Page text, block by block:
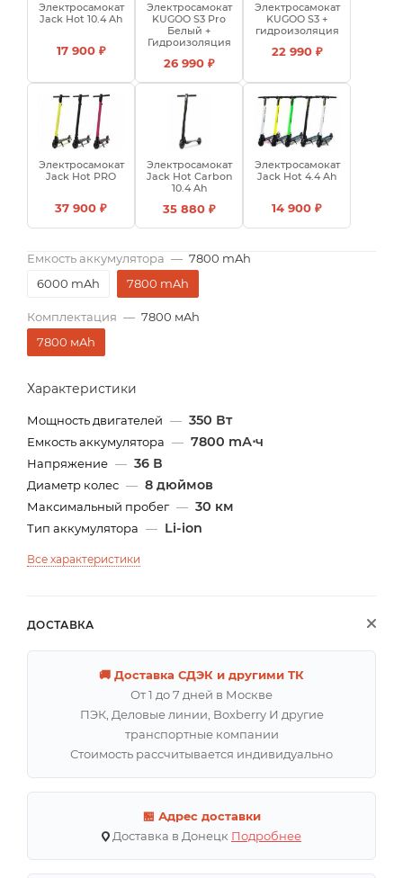
Емкость аккумулятора — 7800 mAh
6000 mAh
7800 mAh
Комплектация — 7800 мAh
7800 мAh
Характеристики
Мощность двигателей — 350 Вт
Емкость аккумулятора — 7800 mА⋅ч
Напряжение — 36 В
Диаметр колес — 8 дюймов
Максимальный пробег — 30 км
Тип аккумулятора — Li-ion
Все характеристики
ДОСТАВКА
🚚 Доставка СДЭК и другими ТК
От 1 до 7 дней в Москве
ПЭК, Деловые линии, Boxberry И другие
транспортные компании
Стоимость рассчитывается индивидуально
🏪 Адрес доставки
Доставка в Донецк Подробнее
Электросамокат
Jack Hot 10.4 Ah
17 900 ₽
Электросамокат
KUGOO S3 Pro
Белый +
Гидроизоляция
26 990 ₽
Электросамокат
KUGOO S3 +
гидроизоляция
22 990 ₽
Электросамокат
Jack Hot PRO
37 900 ₽
Электросамокат
Jack Hot Carbon
10.4 Ah
35 880 ₽
Электросамокат
Jack Hot 4.4 Ah
14 900 ₽